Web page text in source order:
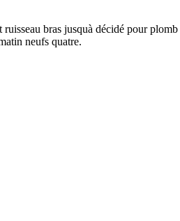
bras jusquà décidé pour
neufs quatre.